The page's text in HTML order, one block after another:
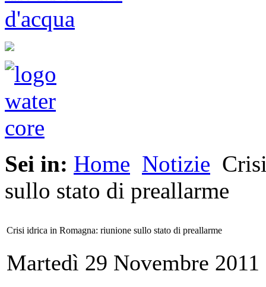
Sei in: Home Notizie
sullo stato di preallarme
Crisi idrica in Romagna: riunione sullo stato di preallarme
Martedì 29 Novembre 2011